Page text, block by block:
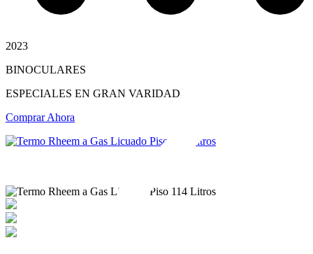
2023
BINOCULARES
ESPECIALES EN GRAN VARIDAD
Comprar Ahora